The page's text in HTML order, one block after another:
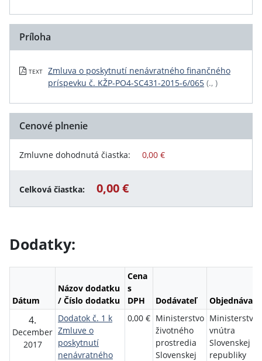
Príloha
TEXT
Zmluva o poskytnutí nenávratného finančného
príspevku č. KŽP-PO4-SC431-2015-6/065 (., )
Cenové plnenie
Zmluvne dohodnutá čiastka: 0,00 €
Celková čiastka: 0,00 €
Dodatky:
Dátum
Názov dodatku
/ Číslo dodatku
Cena
s
DPH
Dodávateľ
4.
December
2017
Dodatok č. 1 k
Zmluve o
poskytnutí
nenávratného
0,00 € Ministerstvo
životného
prostredia
Slovenskej
Ministerstvo
vnútra
Slovenskej
republiky